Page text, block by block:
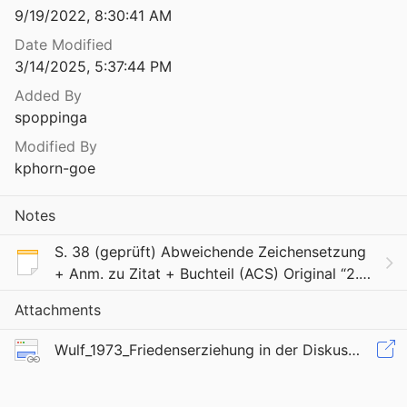
ist mehr als Friedenskunde!
Friedrich Fröbel's gesammelte pädagogische Schriften. Erste Abtheilung, Zweiter Band. Ideen Friedrich Fröbels über Die Menschenerziehung und Aufsätze verschiedenen Inhalts
Mutter- und Kose-Lieder
9/19/2022, 8:30:41 AM
Date Modified
3/14/2025, 5:37:44 PM
Added By
spoppinga
Modified By
kphorn-goe
Notes
S. 38 (geprüft) Abweichende Zeichensetzung
+ Anm. zu Zitat + Buchteil (ACS) Original “2.
zur Vorbereitung auf die Politik tun (oder an
Attachments
Wulf_1973_Friedenserziehung in der Diskussion